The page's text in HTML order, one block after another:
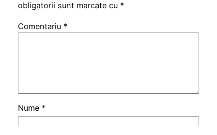
obligatorii sunt marcate cu *
Comentariu *
Nume *